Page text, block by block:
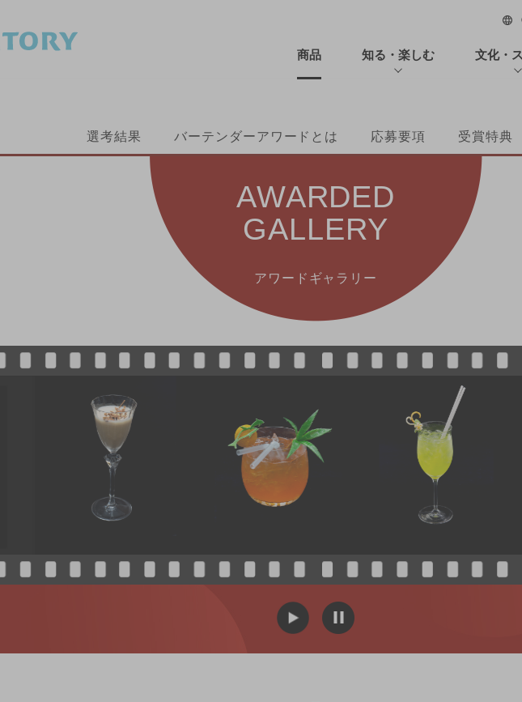
商品 知る・楽しむ 文化・
選考結果 バーテンダーアワードとは 応募要項 受賞特典
AWARDED
GALLERY
アワードギャラリー